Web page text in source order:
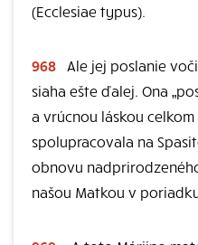
(Ecclesiae typus).
968
Ale jej poslanie
siaha ešte ďalej. Ona
a vrúcnou láskou
spolupracovala na
obnovu
našou Matkou v